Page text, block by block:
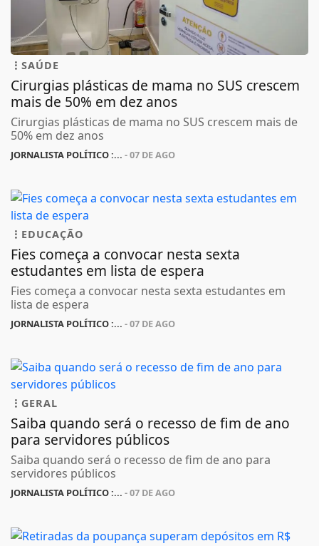
SAÚDE
Cirurgias plásticas de mama no SUS crescem
mais de 50% em dez anos
Cirurgias plásticas de mama no SUS crescem mais de
50% em dez anos
JORNALISTA POLÍTICO :... - 07 DE AGO
EDUCAÇÃO
Fies começa a convocar nesta sexta
estudantes em lista de espera
Fies começa a convocar nesta sexta estudantes em
lista de espera
JORNALISTA POLÍTICO :... - 07 DE AGO
GERAL
Saiba quando será o recesso de fim de ano
para servidores públicos
Saiba quando será o recesso de fim de ano para
servidores públicos
JORNALISTA POLÍTICO :... - 07 DE AGO